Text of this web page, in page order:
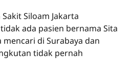
Siloam Jakarta
ada pasien bernama Sita
di Surabaya dan
tidak pernah